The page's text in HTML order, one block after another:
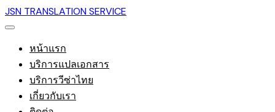
JSN TRANSLATION SERVICE
หน้าแรก
บริการแปลเอกสาร
บริการวีซ่าไทย
เกี่ยวกับเรา